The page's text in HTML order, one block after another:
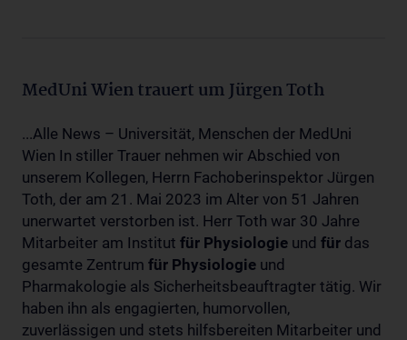
MedUni Wien trauert um Jürgen Toth
...Alle News – Universität, Menschen der MedUni
Wien In stiller Trauer nehmen wir Abschied von
unserem Kollegen, Herrn Fachoberinspektor Jürgen
Toth, der am 21. Mai 2023 im Alter von 51 Jahren
unerwartet verstorben ist. Herr Toth war 30 Jahre
Mitarbeiter am Institut für Physiologie und für das
gesamte Zentrum für Physiologie und
Pharmakologie als Sicherheitsbeauftragter tätig. Wir
haben ihn als engagierten, humorvollen,
zuverlässigen und stets hilfsbereiten Mitarbeiter und